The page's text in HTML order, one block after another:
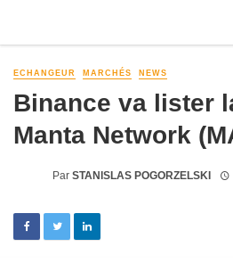
ECHANGEUR MARCHÉS NEWS
Binance va lister
Manta Network
Par STANISLAS POGORZELSKI